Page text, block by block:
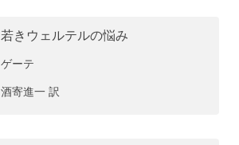
若きウェルテルの悩み
ゲーテ
酒寄進一 訳